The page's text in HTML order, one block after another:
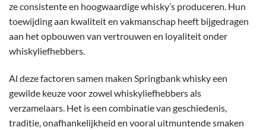
ze consistente en hoogwaardige whisky’s produceren. Hun
toewijding aan kwaliteit en vakmanschap heeft bijgedragen
aan het opbouwen van vertrouwen en loyaliteit onder
whiskyliefhebbers.
Al deze factoren samen maken Springbank whisky een
gewilde keuze voor zowel whiskyliefhebbers als
verzamelaars. Het is een combinatie van geschiedenis,
traditie, onafhankelijkheid en vooral uitmuntende smaken